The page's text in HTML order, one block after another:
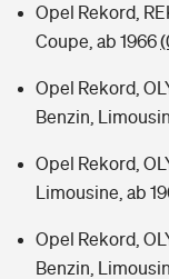
Opel Rekord,
Coupe, ab 1966
Opel Rekord,
Benzin,
Opel Rekord,
Limousine, ab
Opel Rekord,
Benzin,